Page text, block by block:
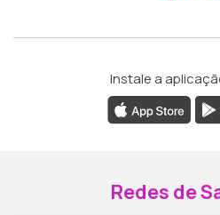
Instale a
Redes de